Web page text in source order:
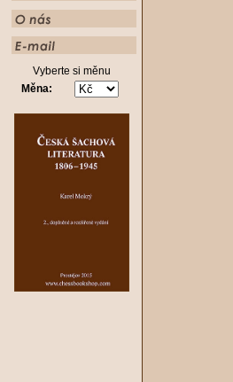
Vyberte si měnu
Měna: